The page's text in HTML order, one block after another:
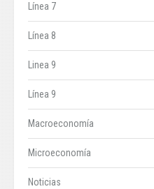
Línea 7
Línea 8
Linea 9
Línea 9
Macroeconomía
Microeconomía
Noticias